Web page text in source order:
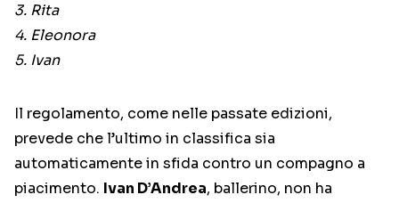
3. Rita
4. Eleonora
5. Ivan
Il regolamento, come nelle passate edizioni,
prevede che l’ultimo in classifica sia
automaticamente in sfida contro un compagno a
piacimento. Ivan D’Andrea, ballerino, non ha